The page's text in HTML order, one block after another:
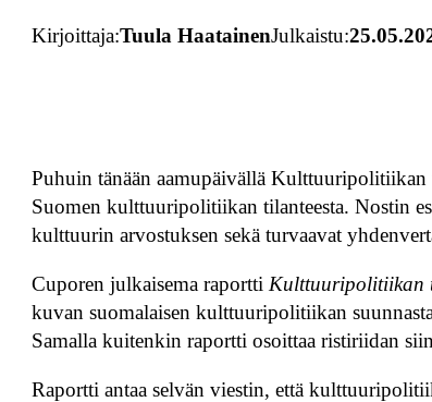
Kirjoittaja:Tuula HaatainenJulkaistu:
Puhuin tänään aamupäivällä
Suomen kulttuuripolitiikan tilanteesta. Nostin
kulttuurin arvostuksen sekä turvaavat
Cuporen julkaisema raportti
kuvan suomalaisen kulttuuripolitiikan
Samalla kuitenkin raportti osoittaa ristiriidan
Raportti antaa selvän viestin, että